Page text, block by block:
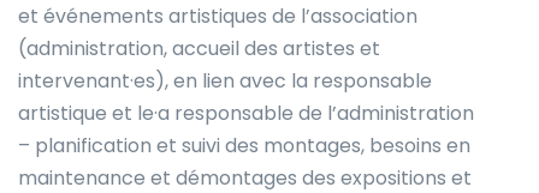
et événements artistiques de l’association
(administration, accueil des artistes et
intervenant·es), en lien avec la responsable
artistique et le·a responsable de l’administration
– planification et suivi des montages, besoins en
maintenance et démontages des expositions et